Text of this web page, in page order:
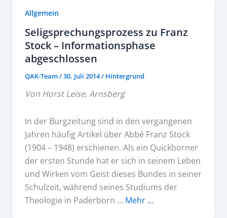
Allgemein
Seligsprechungsprozess zu Franz
Stock – Informationsphase
abgeschlossen
QAK-Team/30. Juli 2014/ Hintergrund
Von Horst Leise, Arnsberg
In der Burgzeitung sind in den vergangenen
Jahren häufig Artikel über Abbé Franz Stock
(1904 – 1948) erschienen. Als ein Quickborner
der ersten Stunde hat er sich in seinem Leben
und Wirken vom Geist dieses Bundes in seiner
Schulzeit, während seines Studiums der
Theologie in Paderborn … Mehr ...